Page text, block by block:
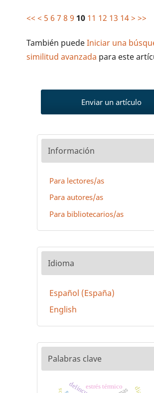
<< < 5 6 7 8 9 10 11 12 13 14> >>
También puedeIniciar una
similitud avanzada para este
Enviar un artículo
Información
Para lectores/as
Para autores/as
Para bibliotecarios/as
Idioma
Español (España)
English
Palabras clave
estrés térmico